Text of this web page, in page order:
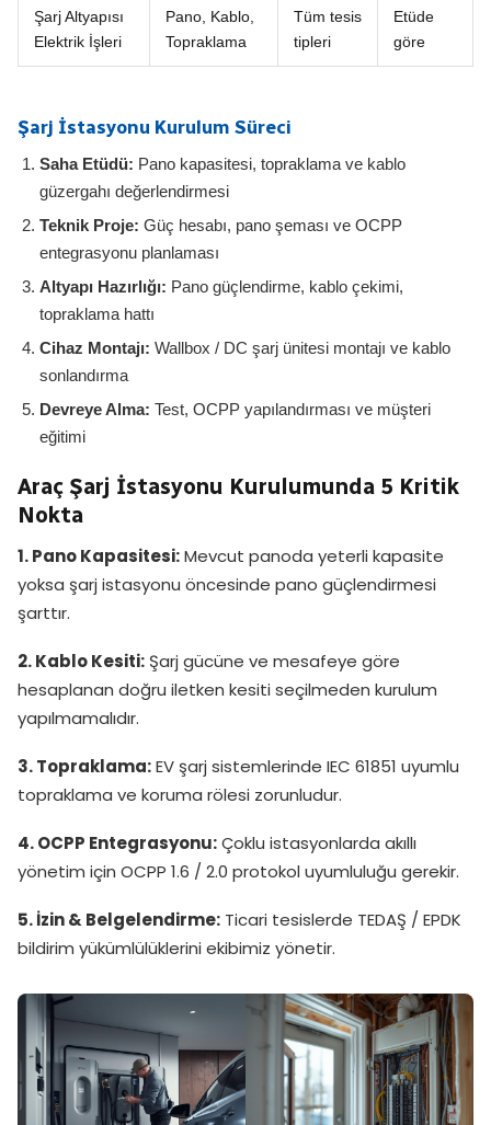
Şarj Altyapısı
Elektrik İşleri
Pano, Kablo,
Topraklama
Tüm tesis
tipleri
Etüde
göre
Şarj İstasyonu Kurulum Süreci
Saha Etüdü: Pano kapasitesi, topraklama ve kablo
güzergahı değerlendirmesi
Teknik Proje: Güç hesabı, pano şeması ve OCPP
entegrasyonu planlaması
Altyapı Hazırlığı: Pano güçlendirme, kablo çekimi,
topraklama hattı
Cihaz Montajı: Wallbox / DC şarj ünitesi montajı ve kablo
sonlandırma
Devreye Alma: Test, OCPP yapılandırması ve müşteri
eğitimi
Araç Şarj İstasyonu Kurulumunda 5 Kritik
Nokta
1. Pano Kapasitesi:Mevcut panoda yeterli kapasite
yoksa şarj istasyonu öncesinde pano güçlendirmesi
şarttır.
2. Kablo Kesiti: Şarj gücüne ve mesafeye göre
hesaplanan doğru iletken kesiti seçilmeden kurulum
yapılmamalıdır.
3. Topraklama:EV şarj sistemlerinde IEC 61851 uyumlu
topraklama ve koruma rölesi zorunludur.
4. OCPP Entegrasyonu:Çoklu istasyonlarda akıllı
yönetim için OCPP 1.6 / 2.0 protokol uyumluluğu gerekir.
5. İzin & Belgelendirme: Ticari tesislerde TEDAŞ / EPDK
bildirim yükümlülüklerini ekibimiz yönetir.